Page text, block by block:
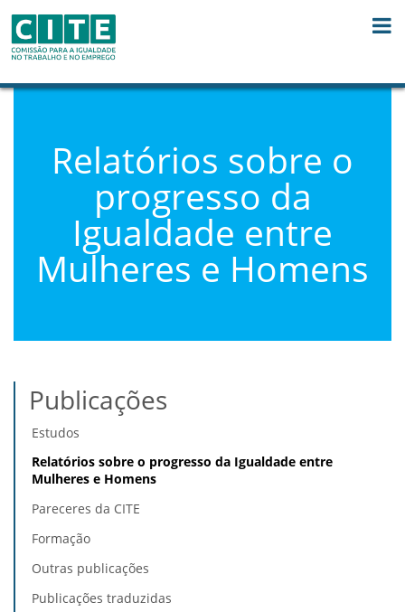
Relatórios sobre o
progresso da
Igualdade entre
Mulheres e Homens
Publicações
Estudos
Relatórios sobre o progresso da Igualdade entre
Mulheres e Homens
Pareceres da CITE
Formação
Outras publicações
Publicações traduzidas